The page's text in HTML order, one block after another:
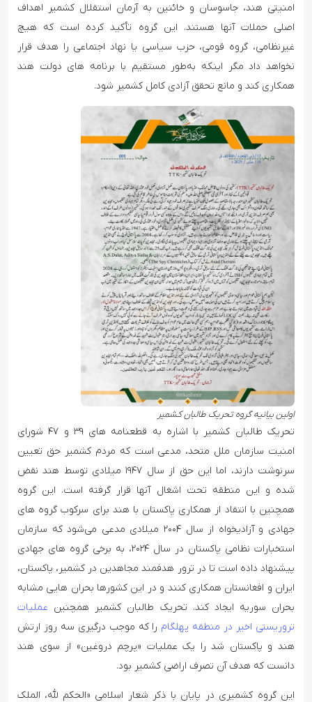
امنیتی هند، جاسوسان و خائنین به آرمان استقلال کشمیر اهداف
اصلی حملات آنها هستند. این گروه تأکید کرده است که هیچ
غیرنظامی، گروه قومی، حزب سیاسی یا نهاد اجتماعی را هدف قرار
نخواهد داد مگر اینکه به‌طور مستقیم با برنامه‌ های دولت هند
همکاری کند و مانع تحقق آزادی کامل کشمیر شود.
اولین بیانیه گروه تحریک طالبان کشمیر
تحریک طالبان کشمیر با اشاره به قطعنامه‌ های ۳۹ و ۴۷ شورای
امنیت سازمان ملل متحد، مدعی است که مردم کشمیر حق تعیین
سرنوشت دارند، اما این حق از سال ۱۹۴۷ میلادی توسط هند نقض
شده و این منطقه تحت اشغال آنها قرار گرفته است. این گروه
همچنین با انتقاد از همکاری پاکستان با هند برای سرکوب گروه های
جهادی و آزادیخواه از سال ۲۰۰۴ میلادی مدعی می‌شود که سازمان
استخبارات نظامی پاکستان در سال ۲۰۲۴، به برخی گروه‌ های جهادی
پیشنهاد داده است تا در ترور هدفمند مجاهدین در کشمیر، پاکستان،
ایران و افغانستان همکاری کنند و در این کشورها بحران هایی مشابه
بحران سوریه ایجاد کند‌. تحریک طالبان کشمیر همچنین عملیات
تروریستی اخیر در منطقه پهلگام را که موجب درگیری سه روز ارتش
هند و پاکستان شد را یک عملیات «پرچم دروغین» از سوی هند
دانست که هدف آن تصرف اراضی کشمیر بود.
این گروه کشمیری در پایان با ذکر شعار اسلامی «الحکم لله، الملک